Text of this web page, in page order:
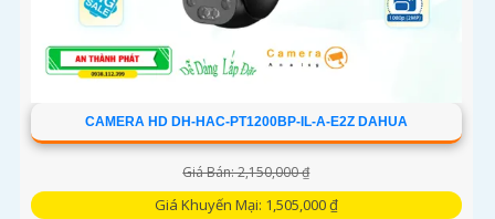
CAMERA HD DH-HAC-PT1200BP-IL-A-E2Z DAHUA
Giá Bán: 2,150,000 ₫
Giá Khuyến Mại: 1,505,000 ₫